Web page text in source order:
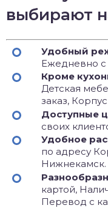
выбирают
Удобный
Ежедневно с
Кроме
Детская
заказ,
Доступные
своих
Удобное
по адресу
Нижнекамск.
картой,
Перевод с